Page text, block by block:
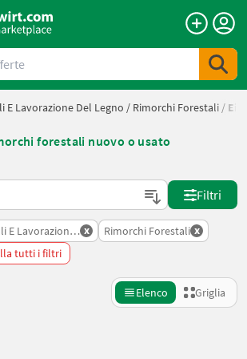
E Lavorazione Del Legno / Rimorchi Forestali /
forestali nuovo o usato
su Landwirt.com
Filtri
E Lavorazione Del Legno
x Rimorchi Forestali x
tutti i filtri
Elenco Griglia